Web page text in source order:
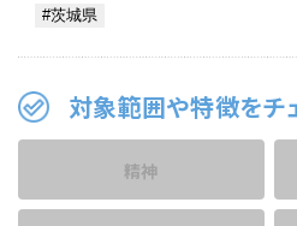
対象範囲や特徴をチ
精神